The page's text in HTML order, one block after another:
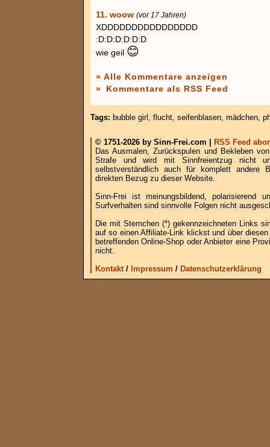
11. woow (vor 17 Jahren)
XDDDDDDDDDDDDDDDD
:D:D:D:D:D:D
wie geil 😊
» Alle Kommentare anzeigen
»
Kommentare als RSS Feed
Tags: bubble girl , flucht, seifenblasen, mädchen,
© 1751-2026 by Sinn-Frei.com |
RSS Feed
Das Ausmalen, Zurückspulen und Bekleben
Strafe und wird mit Sinnfreientzug nicht
selbstverständlich auch für komplett andere
direkten Bezug zu dieser Website.
Sinn-Frei ist meinungsbildend, polarisierend
Surfverhalten sind sinnvolle Folgen nicht
Die mit Sternchen (*) gekennzeichneten Links
auf so einen Affiliate-Link klickst und über
betreffenden Online-Shop oder Anbieter eine
nicht.
Kontakt/ Impressum / Datenschutzerklärung